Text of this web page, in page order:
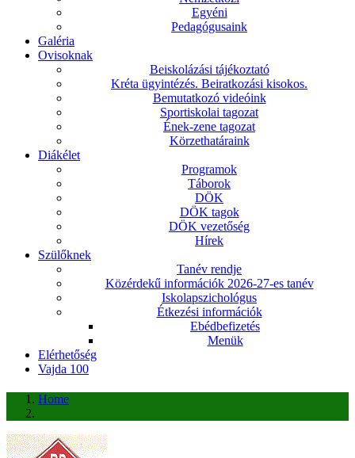
Egyéni
Pedagógusaink
Galéria
Ovisoknak
Beiskolázási tájékoztató
Kréta ügyintézés. Beiratkozási kisokos.
Bemutatkozó videóink
Sportiskolai tagozat
Ének-zene tagozat
Körzethatáraink
Diákélet
Programok
Táborok
DÖK
DÖK tagok
DÖK vezetőség
Hírek
Szülőknek
Tanév rendje
Közérdekű információk 2026-27-es tanév
Iskolapszichológus
Étkezési információk
Ebédbefizetés
Menük
Elérhetőség
Vajda 100
Home